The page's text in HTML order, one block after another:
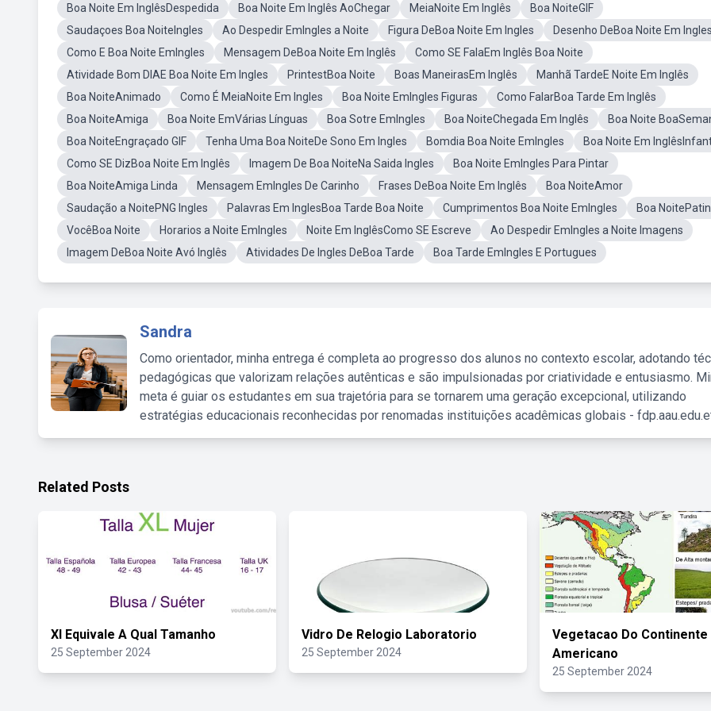
Boa Noite Em InglêsDespedida
Boa Noite Em Inglês AoChegar MeiaNoite Em Inglês
Boa NoiteGIF
Saudaçoes Boa NoiteIngles
Ao Despedir EmIngles a Noite Figura DeBoa Noite Em Ingles
Desenho DeBoa Noite Em Ingles
Como E Boa Noite EmIngles
Mensagem DeBoa Noite Em Inglês
Como SE FalaEm Inglês Boa Noite
Atividade Bom DIAE Boa Noite Em Ingles
PrintestBoa Noite Boas ManeirasEm Inglês
Manhã TardeE Noite Em Inglês
Boa NoiteAnimado
Como É MeiaNoite Em Ingles Boa Noite EmIngles Figuras
Como FalarBoa Tarde Em Inglês
Boa NoiteAmiga
Boa Noite EmVárias Línguas Boa Sotre EmIngles Boa NoiteChegada Em Inglês
Boa Noite
Boa NoiteEngraçado GIF
Tenha Uma Boa NoiteDe Sono Em Ingles Bomdia Boa Noite EmIngles
Boa Noite Em
Como SE DizBoa Noite Em Inglês
Imagem De Boa NoiteNa Saida Ingles
Boa Noite EmIngles Para Pintar
Boa NoiteAmiga Linda
Mensagem EmIngles De Carinho Frases DeBoa Noite Em Inglês
Boa NoiteAmor
Saudação a NoitePNG Ingles
Palavras Em InglesBoa Tarde Boa Noite Cumprimentos Boa Noite EmIngles
Boa
VocêBoa Noite
Horarios a Noite EmIngles Noite Em InglêsComo SE Escreve
Ao Despedir EmIngles a Noite Imagens
Imagem DeBoa Noite Avó Inglês
Atividades De Ingles DeBoa Tarde Boa Tarde EmIngles E Portugues
Sandra
Como orientador, minha entrega é completa ao progresso dos alunos no contexto escolar, adotando
pedagógicas que valorizam relações autênticas e são impulsionadas por criatividade e entusiasmo.
meta é guiar os estudantes em sua trajetória para se tornarem uma geração excepcional, utilizando
estratégias educacionais reconhecidas por renomadas instituições acadêmicas globais -
Related Posts
Xl Equivale A Qual Tamanho
25 September 2024
Vidro De Relogio Laboratorio
25 September 2024
Vegetacao Do Continente
Americano
25 September 2024